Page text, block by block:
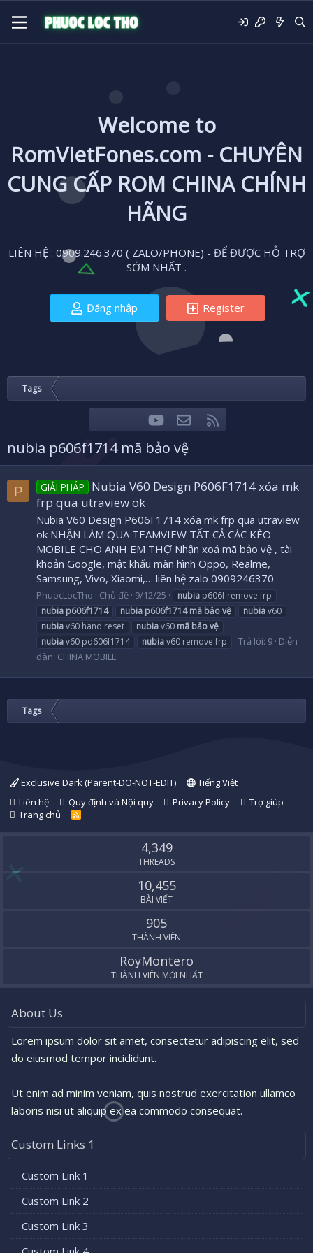
Welcome to
RomVietFones.com - CHUYÊN
CUNG CẤP ROM CHINA CHÍNH
HÃNG
LIÊN HỆ : 0909.246.370 ( ZALO/PHONE) - ĐỂ ĐƯỢC HỖ TRỢ
SỚM NHẤT .
Đăng nhập Register
Tags
FacebookTwitteryoutubeLiên hệ
nubia p606f1714 mã bảo vệ
P GIẢI PHÁP
Nubia V60 Design P606F1714 xóa mk
frp qua utraview ok
Nubia V60 Design P606F1714 xóa mk frp qua utraview
ok NHẬN LÀM QUA TEAMVIEW TẤT CẢ CÁC KÈO
MOBILE CHO ANH EM THỢ Nhận xoá mã bảo vệ , tài
khoản Google, mật khẩu màn hình Oppo, Realme,
Samsung, Vivo, Xiaomi,… liên hệ zalo 0909246370
PhuocLocTho Chủ đề 9/12/25 nubia p606f remove frp
nubia p606f1714 nubia p606f1714 mã bảovệ nubiav60
nubiav60 hand reset nubiav60 mã bảovệ
nubiav60 pd606f1714 nubiav60 remove frp Trả lời: 9 Diễn
đàn: CHINA MOBILE
Tags
Exclusive Dark (Parent-DO-NOT-EDIT)
Tiếng Việt
Liên hệ
Quy định và Nội quy Privacy Policy
Trợ giúp
Trang chủ
R
S
4,349
THREADS
10,455
BÀI VIẾT
905
THÀNH VIÊN
RoyMontero
THÀNH VIÊN MỚI NHẤT
About Us
Lorem ipsum dolor sit amet, consectetur adipiscing elit, sed
do eiusmod tempor incididunt.
Ut enim ad minim veniam, quis nostrud exercitation ullamco
laboris nisi ut aliquip ex ea commodo consequat.
Custom Links 1
Custom Link 1
Custom Link 2
Custom Link 3